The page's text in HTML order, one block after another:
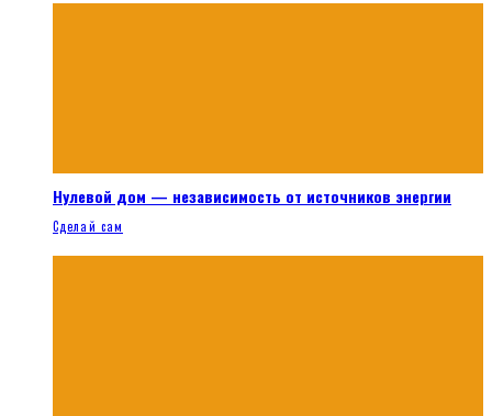
Нулевой дом — независимость от источников энергии
Сделай сам